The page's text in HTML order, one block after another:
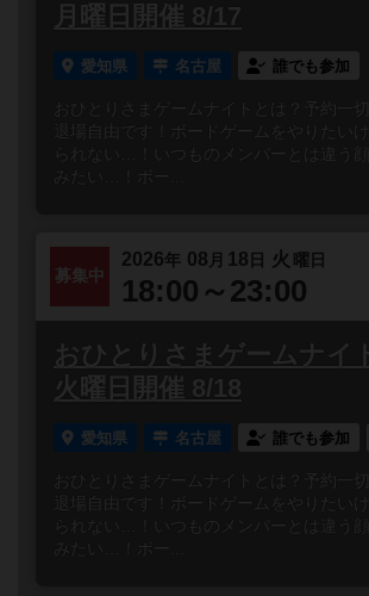
月曜日開催 8/17
愛知県 名古屋 誰でも参加
おひとりさまゲームナイトとは？予約一
退場自由です！ボードゲームをやりたい
られない…！いつものメンバーとは違う顔
募集中
2026年 08 月 18 日 火 曜日
18:00～23:00
おひとりさまゲームナ
火曜日開催 8/18
愛知県 名古屋 誰でも参加
おひとりさまゲームナイトとは？予約一
退場自由です！ボードゲームをやりたい
られない…！いつものメンバーとは違う顔